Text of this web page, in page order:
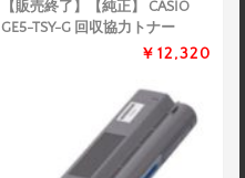
【販売終了】【純正】 CASIO
GE5-TSY-G 回収協力トナー
￥12,320